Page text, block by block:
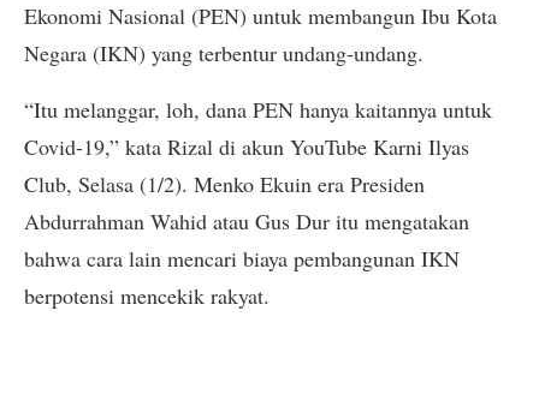
Ekonomi Nasional (PEN) untuk membangun Ibu Kota
Negara (IKN) yang terbentur undang-undang.
“Itu melanggar, loh, dana PEN hanya kaitannya untuk
Covid-19,” kata Rizal di akun YouTube Karni Ilyas
Club, Selasa (1/2). Menko Ekuin era Presiden
Abdurrahman Wahid atau Gus Dur itu mengatakan
bahwa cara lain mencari biaya pembangunan IKN
berpotensi mencekik rakyat.